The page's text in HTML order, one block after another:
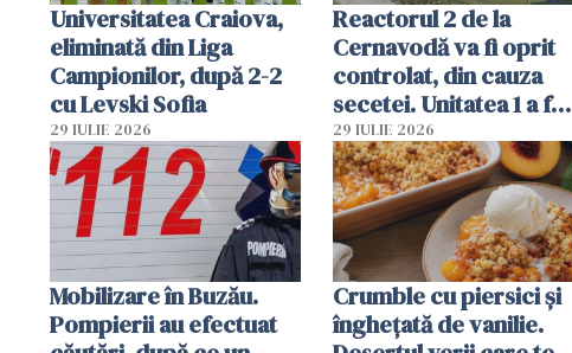
Universitatea Craiova,
eliminată din Liga
Campionilor, după 2-2
cu Levski Sofia
29 IULIE 2026
Reactorul 2 de la
Cernavodă va fi oprit
controlat, din cauza
secetei. Unitatea 1 a fost
deja oprită
29 IULIE 2026
Mobilizare în Buzău.
Pompierii au efectuat
Crumble cu piersici și
înghețată de vanilie.